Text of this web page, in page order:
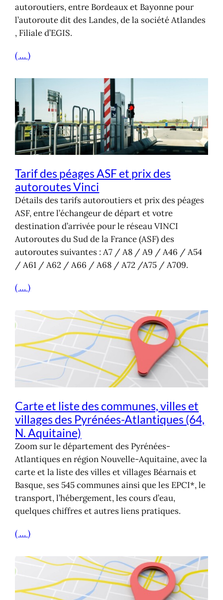
autoroutiers, entre Bordeaux et Bayonne pour
l’autoroute dit des Landes, de la société Atlandes
, Filiale d’EGIS.
( … )
Tarif des péages ASF et prix des
autoroutes Vinci
Détails des tarifs autoroutiers et prix des péages
ASF, entre l’échangeur de départ et votre
destination d’arrivée pour le réseau VINCI
Autoroutes du Sud de la France (ASF) des
autoroutes suivantes : A7 / A8 / A9 / A46 / A54
/ A61 / A62 / A66 / A68 / A72 /A75 / A709.
( … )
Carte et liste des communes, villes et
villages des Pyrénées-Atlantiques (64,
N. Aquitaine)
Zoom sur le département des Pyrénées-
Atlantiques en région Nouvelle-Aquitaine, avec la
carte et la liste des villes et villages Béarnais et
Basque, ses 545 communes ainsi que les EPCI*, le
transport, l’hébergement, les cours d’eau,
quelques chiffres et autres liens pratiques.
( … )